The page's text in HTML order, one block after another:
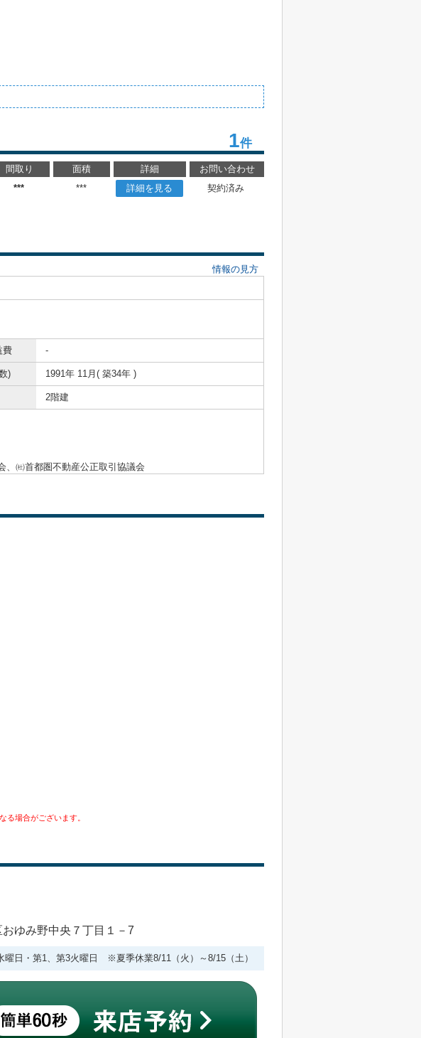
1件
間取り 面積 詳細
お問い合わせ
*** *** 詳細を見る
契約済み
情報の見方
費 -
) 1991年 11月( 築34年 )
2階建
、㈳首都圏不動産公正取引協議会
る場合がございます。
ゆみ野中央７丁目１－7
曜日・第1、第3火曜日 ※夏季休業8/11（火）～8/15（土）